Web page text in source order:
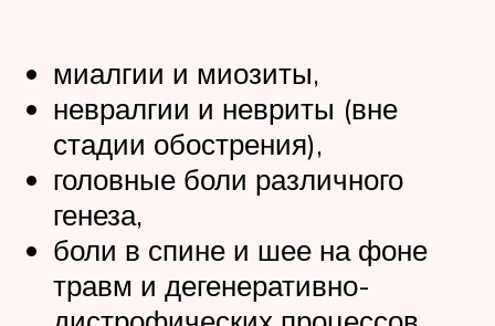
миалгии и миозиты,
невралгии и невриты (вне
стадии обострения),
головные боли различного
генеза,
боли в спине и шее на фоне
травм и дегенеративно-